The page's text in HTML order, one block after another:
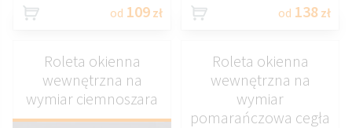
od 109 zł od 138 zł
Roleta okienna
wewnętrzna na
wymiar ciemnoszara
Roleta okienna
wewnętrzna na
wymiar
pomarańczowa cegła